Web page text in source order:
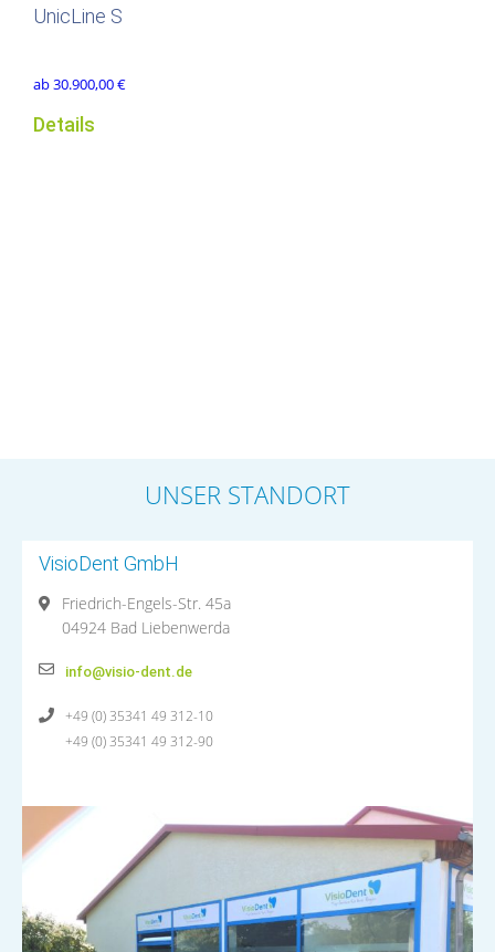
UnicLine S
ab30.900,00€
Details
UNSER STANDORT
VisioDent GmbH
Friedrich-Engels-Str. 45a
04924 Bad Liebenwerda
info@visio-dent.de
+49 (0) 35341 49 312-10
+49 (0) 35341 49 312-90